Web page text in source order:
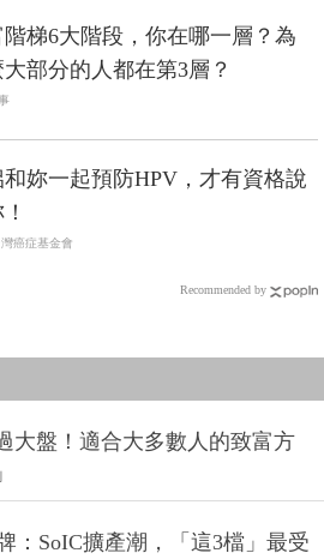
階梯6大階段，你在哪一層？為
部分的人都在第3層？
和妳一起預防HPV，才有資格說
癌症基金會
Recommended by
大盤！適合大多數人的致富方
：SoIC擴產潮，「這3檔」最受